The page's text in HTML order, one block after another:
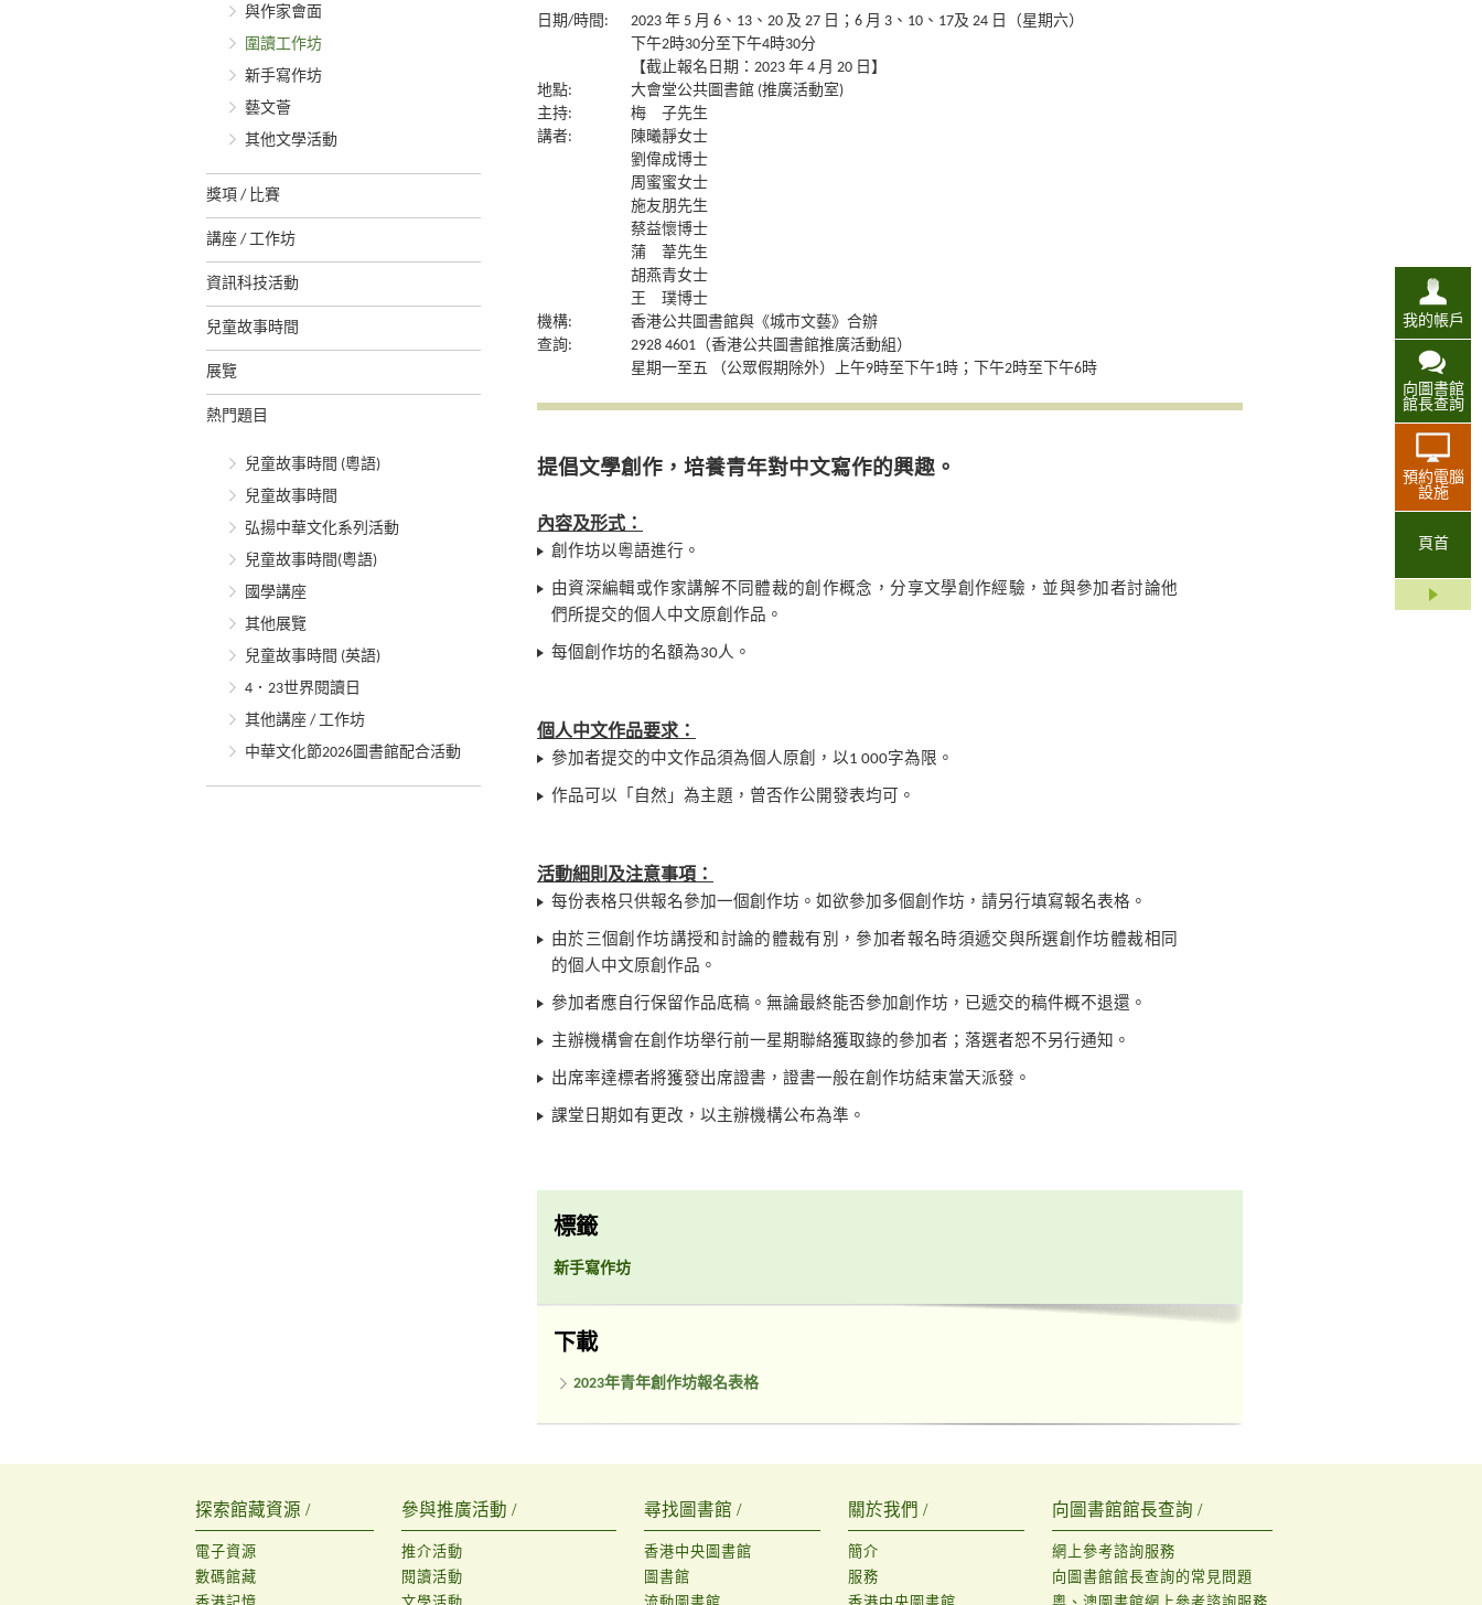
我的帳戶
向圖書館
館長查詢
預約電腦
設施
頁首
與作家會面
圍讀工作坊
新手寫作坊
藝文薈
其他文學活動
獎項 / 比賽
講座 / 工作坊
資訊科技活動
兒童故事時間
展覽
熱門題目
兒童故事時間 (粵語)
兒童故事時間
弘揚中華文化系列活動
兒童故事時間(粵語)
國學講座
其他展覽
兒童故事時間 (英語)
4．23世界閱讀日
其他講座 / 工作坊
中華文化節2026圖書館配合活動
日期/時間:
2023 年 5 月 6、13、20 及 27 日；6 月 3、10、17及 24 日（星期六）
下午2時30分至下午4時30分
【截止報名日期：2023 年 4 月 20 日】
地點:
大會堂公共圖書館 (推廣活動室)
主持:
梅 子先生
講者:
陳曦靜女士
劉偉成博士
周蜜蜜女士
施友朋先生
蔡益懷博士
蒲 葦先生
胡燕青女士
王 璞博士
機構:
香港公共圖書館與《城市文藝》合辦
查詢:
2928 4601（香港公共圖書館推廣活動組）
星期一至五 （公眾假期除外）上午9時至下午1時；下午2時至下午6時
提倡文學創作，培養青年對中文寫作的興趣。
內容及形式：
創作坊以粵語進行。
由資深編輯或作家講解不同體裁的創作概念，分享文學創作經驗，並與參加者討論他
們所提交的個人中文原創作品。
每個創作坊的名額為30人。
個人中文作品要求：
參加者提交的中文作品須為個人原創，以1 000字為限。
作品可以「自然」為主題，曾否作公開發表均可。
活動細則及注意事項：
每份表格只供報名參加一個創作坊。如欲參加多個創作坊，請另行填寫報名表格。
由於三個創作坊講授和討論的體裁有別，參加者報名時須遞交與所選創作坊體裁相同
的個人中文原創作品。
參加者應自行保留作品底稿。無論最終能否參加創作坊，已遞交的稿件概不退還。
主辦機構會在創作坊舉行前一星期聯絡獲取錄的參加者；落選者恕不另行通知。
出席率達標者將獲發出席證書，證書一般在創作坊結束當天派發。
課堂日期如有更改，以主辦機構公布為準。
標籤
新手寫作坊
下載
2023年青年創作坊報名表格
探索館藏資源 /
電子資源
數碼館藏
參與推廣活動 /
推介活動
閱讀活動
尋找圖書館 /
香港中央圖書館
圖書館
關於我們 /
簡介
服務
向圖書館館長查詢 /
網上參考諮詢服務
向圖書館館長查詢的常見問題